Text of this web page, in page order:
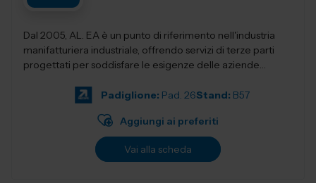
Dal 2005, AL. EA è un punto di riferimento nell'industria
manifatturiera industriale, offrendo servizi di terze parti
progettati per soddisfare le esigenze delle aziende
Padiglione: Pad. 26Stand: B57
Aggiungi ai preferiti
Vai alla scheda